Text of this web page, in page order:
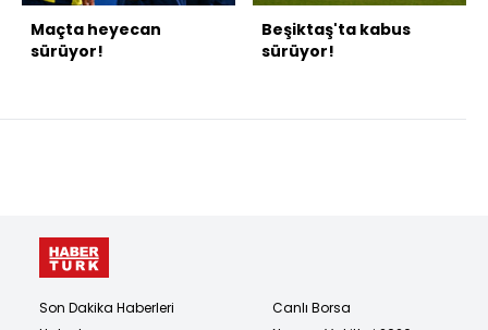
Maçta heyecan
sürüyor!
Beşiktaş'ta kabus
sürüyor!
Son Dakika Haberleri
Canlı Borsa